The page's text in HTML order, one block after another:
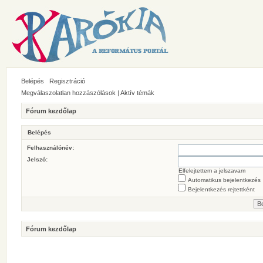
Belépés
Regisztráció
Megválaszolatlan hozzászólások | Aktív témák
Fórum kezdőlap
Belépés
Felhasználónév:
Jelszó:
Elfelejtettem a jelszavam
Automatikus bejelentkezés
Bejelentkezés rejtettként
Fórum kezdőlap